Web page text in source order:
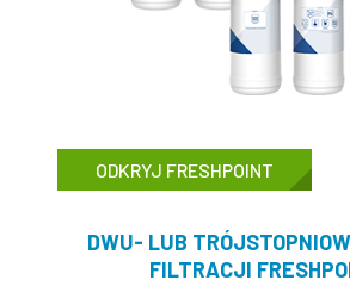
ODKRYJ FRESHPOINT
DWU- LUB
FILTRACJI